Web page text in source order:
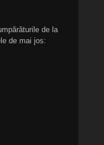
de la
de mai jos: